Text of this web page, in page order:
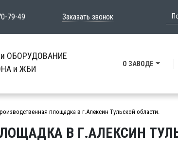
79-49 Заказать звонок
ОБОРУДОВАНИЕ
и ЖБИ
О ЗАВОДЕ
площадка в г.Алексин Тульской области.
В Г.АЛЕКСИН